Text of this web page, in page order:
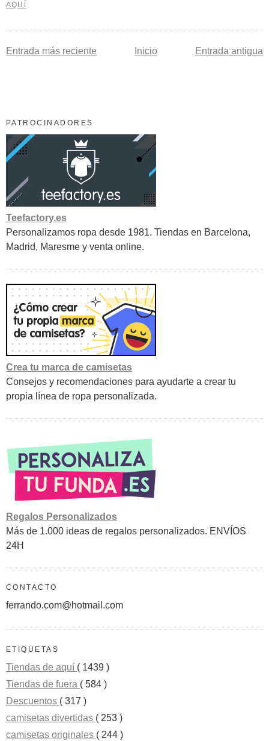
AQUÍ
Entrada más reciente Entrada antigua
Inicio
PATROCINADORES
Teefactory.es
Personalizamos ropa desde 1981. Tiendas en Barcelona,
Madrid, Maresme y venta online.
Crea tu marca de camisetas
Consejos y recomendaciones para ayudarte a crear tu
propia línea de ropa personalizada.
Regalos Personalizados
Más de 1.000 ideas de regalos personalizados. ENVÍOS
24H
CONTACTO
ferrando.com@hotmail.com
ETIQUETAS
Tiendas de aquí ( 1439 )
Tiendas de fuera ( 584 )
Descuentos ( 317 )
camisetas divertidas ( 253 )
camisetas originales ( 244 )